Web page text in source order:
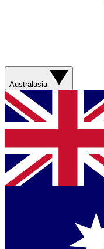
Australasia